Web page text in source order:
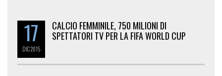
17
DIC2015
CALCIO FEMMINILE, 750 MILIONI DI
SPETTATORI TV PER LA FIFA WORLD CUP